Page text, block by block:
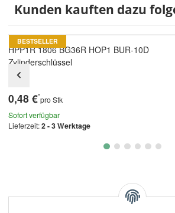
Kunden kauften dazu
BESTSELLER
HPP1R 1806 BG36R HOP1 BUR-10D
Zylinderschlüssel
0,48 €*pro Stk
Sofort verfügbar
Lieferzeit:2 - 3 Werktage